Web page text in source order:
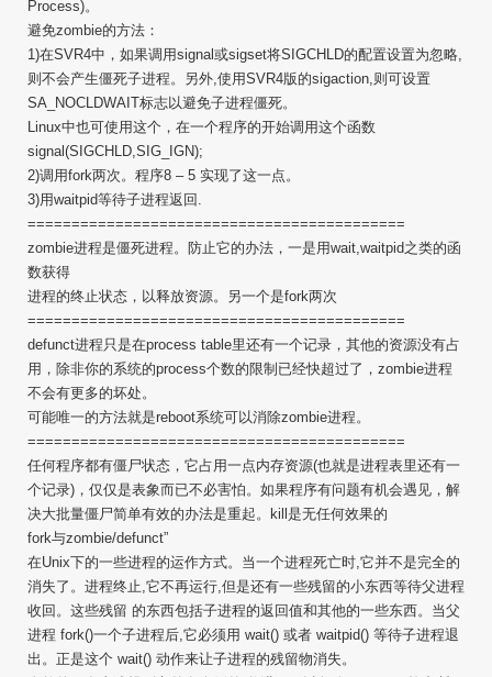
Process)。
避免zombie的方法：
1)在SVR4中，如果调用signal或sigset将SIGCHLD的配置设置为忽略,
则不会产生僵死子进程。另外,使用SVR4版的sigaction,则可设置
SA_NOCLDWAIT标志以避免子进程僵死。
Linux中也可使用这个，在一个程序的开始调用这个函数
signal(SIGCHLD,SIG_IGN);
2)调用fork两次。程序8 – 5 实现了这一点。
3)用waitpid等待子进程返回.
===========================================
zombie进程是僵死进程。防止它的办法，一是用wait,waitpid之类的函
数获得
进程的终止状态，以释放资源。另一个是fork两次
===========================================
defunct进程只是在process table里还有一个记录，其他的资源没有占
用，除非你的系统的process个数的限制已经快超过了，zombie进程
不会有更多的坏处。
可能唯一的方法就是reboot系统可以消除zombie进程。
===========================================
任何程序都有僵尸状态，它占用一点内存资源(也就是进程表里还有一
个记录)，仅仅是表象而已不必害怕。如果程序有问题有机会遇见，解
决大批量僵尸简单有效的办法是重起。kill是无任何效果的
fork与zombie/defunct”
在Unix下的一些进程的运作方式。当一个进程死亡时,它并不是完全的
消失了。进程终止,它不再运行,但是还有一些残留的小东西等待父进程
收回。这些残留 的东西包括子进程的返回值和其他的一些东西。当父
进程 fork()一个子进程后,它必须用 wait() 或者 waitpid() 等待子进程退
出。正是这个 wait() 动作来让子进程的残留物消失。